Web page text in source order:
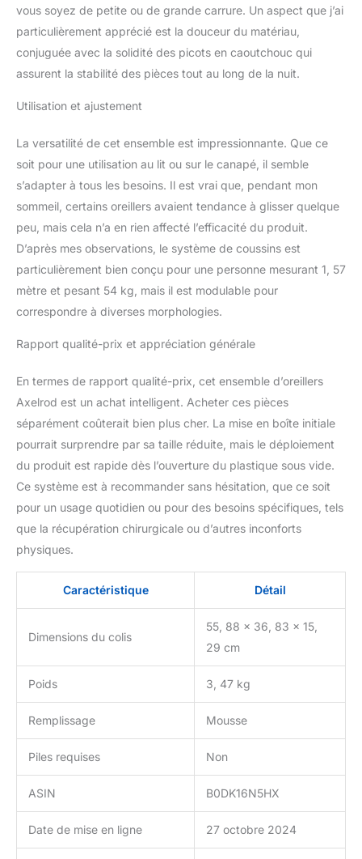
multifonction : parfait
pour la récupération
chirurgie/blessure. Il est
beaucoup plus facile
différentes formes en
fonction de vos besoins.
Ils maintiennent le haut
du corps surélevé,
alignent correctement la
colonne vertébrale et
soulagent
douleurs au dos et au
cou. Conçu pour le RGO,
les brûlures d'estomac,
affections médicales :
vos épaules à travers le
coussin compensé de lit,
afin d'améliorer votre
réduire les douleurs au
cou et favoriser la
respiration. Améliorez la
qualité de vie : si vous
êtes à la recherche
d'articles avec des
votre vie, ces oreillers
combinés peuvent vous
différente. C'est
également un cadeau
parfait pour vos proches
vous soyez de petite ou de grande carrure. Un aspect que j’ai
particulièrement apprécié est la douceur du matériau,
conjuguée avec la solidité des picots en caoutchouc qui
assurent la stabilité des pièces tout au long de la nuit.
Utilisation et ajustement
La versatilité de cet ensemble est impressionnante. Que ce
soit pour une utilisation au lit ou sur le canapé, il semble
s’adapter à tous les besoins. Il est vrai que, pendant mon
sommeil, certains oreillers avaient tendance à glisser quelque
peu, mais cela n’a en rien affecté l’efficacité du produit.
D’après mes observations, le système de coussins est
particulièrement bien conçu pour une personne mesurant 1, 57
mètre et pesant 54 kg, mais il est modulable pour
correspondre à diverses morphologies.
Rapport qualité-prix et appréciation générale
En termes de rapport qualité-prix, cet ensemble d’oreillers
Axelrod est un achat intelligent. Acheter ces pièces
séparément coûterait bien plus cher. La mise en boîte initiale
pourrait surprendre par sa taille réduite, mais le déploiement
du produit est rapide dès l’ouverture du plastique sous vide.
Ce système est à recommander sans hésitation, que ce soit
pour un usage quotidien ou pour des besoins spécifiques, tels
que la récupération chirurgicale ou d’autres inconforts
physiques.
Caractéristique Détail
Dimensions du colis
55, 88 x 36, 83 x 15,
29 cm
Poids 3, 47 kg
Remplissage Mousse
Piles requises Non
ASIN B0DK16N5HX
Date de mise en ligne 27 octobre 2024